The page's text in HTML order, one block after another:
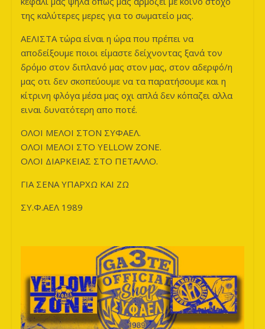
της καλύτερες μερες για το σωματείο μας.
ΑΕΛΙΣΤΑ τώρα είναι η ώρα που πρέπει να
αποδείξουμε ποιοι είμαστε δείχνοντας ξανά τον
δρόμο στον διπλανό μας στον μας, στον αδερφό/η
μας οτι δεν σκοπεύουμε να τα παρατήσουμε και η
κίτρινη φλόγα μέσα μας οχι απλά δεν κόπαζει αλλα
ειναι δυνατότερη απο ποτέ.
ΟΛΟΙ ΜΕΛΟΙ ΣΤΟΝ ΣΥΦΑΕΛ.
ΟΛΟΙ ΜΕΛΟΙ ΣΤΟ YELLOW ZONE.
ΟΛΟΙ ΔΙΑΡΚΕΙΑΣ ΣΤΟ ΠΕΤΑΛΛΟ.
ΓΙΑ ΣΕΝΑ ΥΠΑΡΧΩ ΚΑΙ ΖΩ
ΣΥ.Φ.ΑΕΛ 1989